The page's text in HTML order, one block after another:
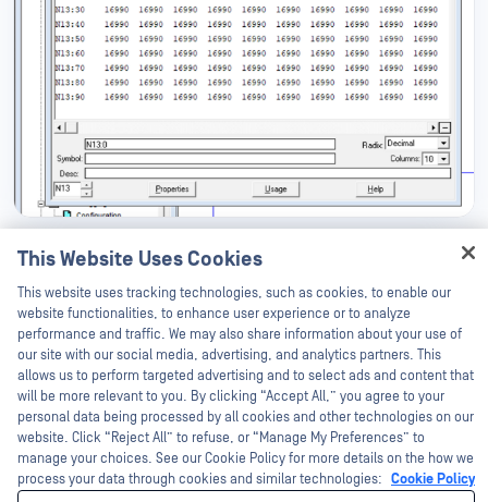
Của chúng tôi OPSWAT Các nghiên cứu sinh đã thành công
trong việc phá hỏng PLC MicroLogix 1400 bằng cách khai thác
lỗ hổng bảo mật CVE-2021-22659.
Khắc phục
This Website Uses Cookies
This website uses tracking technologies, such as cookies, to enable our
website functionalities, to enhance user experience or to analyze
performance and traffic. We may also share information about your use of
our site with our social media, advertising, and analytics partners. This
allows us to perform targeted advertising and to select ads and content that
will be more relevant to you. By clicking “Accept All,” you agree to your
personal data being processed by all cookies and other technologies on our
website. Click “Reject All” to refuse, or “Manage My Preferences” to
manage your choices. See our Cookie Policy for more details on the how we
process your data through cookies and similar technologies: Cookie Policy
Hey there!
I'm Ozzy, your OPSWAT virtual assistant.
How can I help you secure what's critical
today?